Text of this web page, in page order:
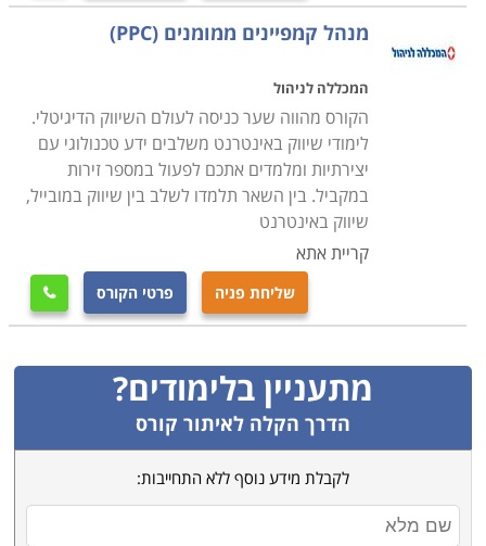
מנהל קמפיינים ממומנים (PPC)
המכללה לניהול
הקורס מהווה שער כניסה לעולם השיווק הדיגיטלי.
לימודי שיווק באינטרנט משלבים ידע טכנולוגי עם
יצירתיות ומלמדים אתכם לפעול במספר זירות
במקביל. בין השאר תלמדו לשלב בין שיווק במובייל,
שיווק באינטרנט
קריית אתא
שליחת פניה פרטי הקורס 
מתעניין בלימודים?
הדרך הקלה לאיתור קורס
לקבלת מידע נוסף ללא התחייבות: